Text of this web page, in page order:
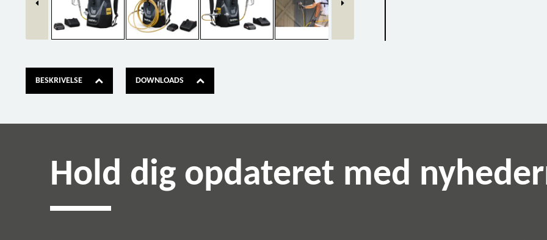
BESKRIVELSE DOWNLOADS
Hold dig opdateret med